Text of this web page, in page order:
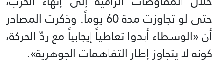
حتى لو تجاوزت مدة 60 يوماً. وذكرت المصادر
أن «الوسطاء أبدوا تعاطياً إيجابياً مع ردّ الحركة،
كونه لا يتجاوز إطار التفاهمات الجوهرية».